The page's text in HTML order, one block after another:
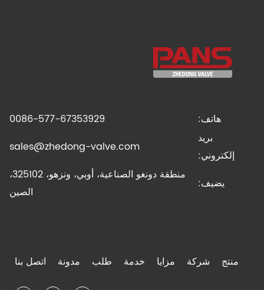
هاتف:
0086-577-67353929
بريد
إلكتروني:
sales@zhedong-valve.com
يضيف:
منطقة دونغو الصناعية، أوبي، ونزهو، 325102،
الصين
منتج شركة مزايا خدمة طلب مدونة اتصل بنا